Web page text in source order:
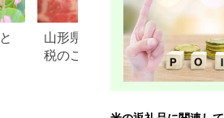
山形県 米沢市のふるさと納
税のご紹介